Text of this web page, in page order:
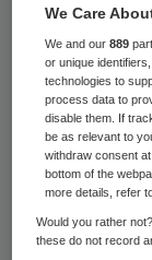
22 augustus
1511 keer gelezen
Kim
benoemd
bestuur
Sevagram.
vormt ze
We Care
We and our889
or unique
technologies to
process data to
disable them. If
be as relevant to
withdraw consent
bottom of the
more details, refer
Would you rather
these do not record